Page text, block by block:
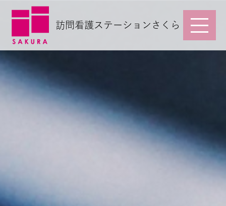
訪問看護ステーションさくら